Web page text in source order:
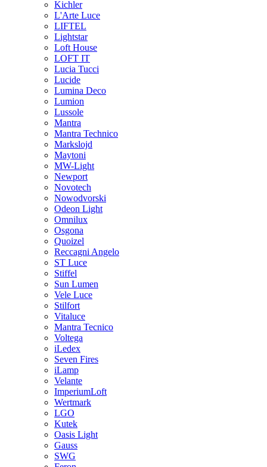
Kichler
L'Arte Luce
LIFTEL
Lightstar
Loft House
LOFT IT
Lucia Tucci
Lucide
Lumina Deco
Lumion
Lussole
Mantra
Mantra Technico
Markslojd
Maytoni
MW-Light
Newport
Novotech
Nowodvorski
Odeon Light
Omnilux
Osgona
Quoizel
Reccagni Angelo
ST Luce
Stiffel
Sun Lumen
Vele Luce
Stilfort
Vitaluce
Mantra Tecnico
Voltega
iLedex
Seven Fires
iLamp
Velante
ImperiumLoft
Wertmark
LGO
Kutek
Oasis Light
Gauss
SWG